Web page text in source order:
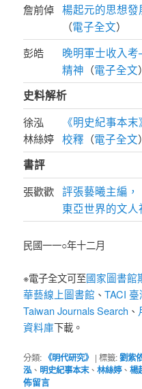
詹前倬 楊起元的思想
（電子全文）
彭皓
晚明軍士收入
精神 （電子全文）
史料解析
徐泓
林絲婷
《明史紀事本
校釋 （電子全文）
書評
張歡歡 評張藝曦主編
東亞世界的文人
民國一一○年十二月
※電子全文可至國家圖書館
華藝線上圖書館 、TACI
Taiwan Journals Search 、
資料庫下載。
分類: 《明代研究》 |標籤:劉紫
泓、 明史紀事本末、林絲婷、楊
佈留言